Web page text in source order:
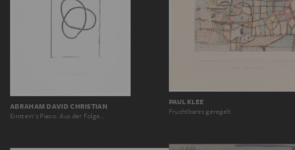
ABRAHAM DAVID CHRISTIAN
Einstein's Piano. Aus der Folge…
PAUL KLEE
Fruchtbares geregelt